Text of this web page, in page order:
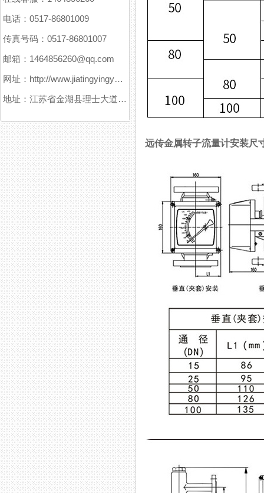
电话：0517-86801009
传真号码：0517-86801007
邮箱：1464856260@qq.com
网址：http://www.jiatingyingyuanxitong.com
地址：江苏省金湖县理士大道61号
远传金属转子流量计安装尺